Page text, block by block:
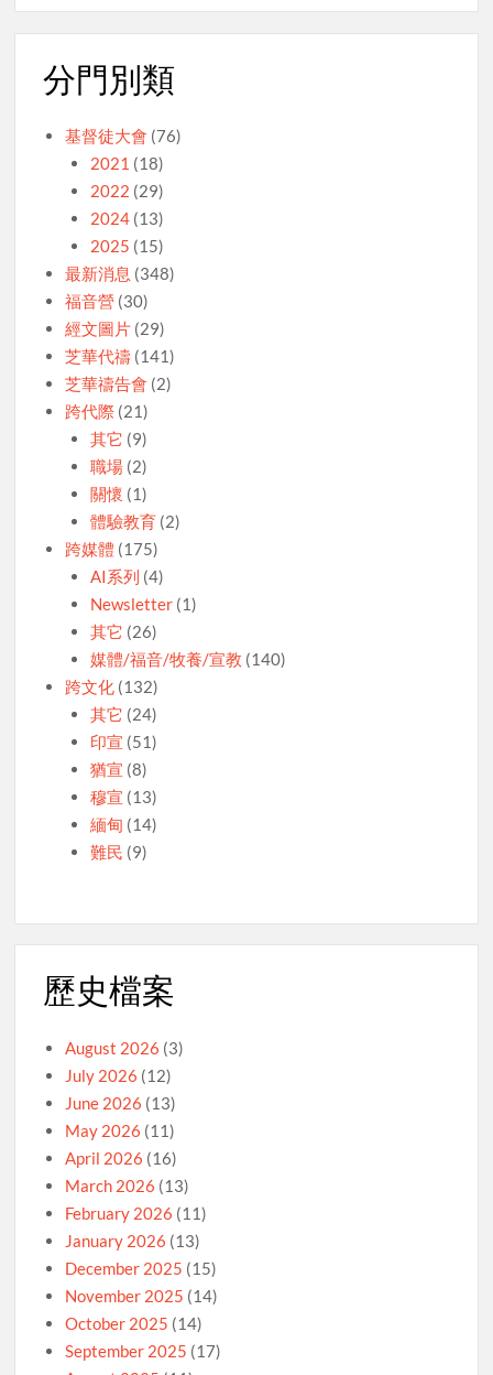
分門別類
基督徒大會 (76)
2021 (18)
2022 (29)
2024(13)
2025 (15)
最新消息 (348)
福音營 (30)
經文圖片 (29)
芝華代禱 (141)
芝華禱告會 (2)
跨代際 (21)
其它 (9)
職場(2)
關懷 (1)
體驗教育(2)
跨媒體 (175)
AI系列 (4)
Newsletter(1)
其它 (26)
媒體/福音/牧養/宣教 (140)
跨文化 (132)
其它 (24)
印宣 (51)
猶宣 (8)
穆宣 (13)
緬甸 (14)
難民 (9)
歷史檔案
August 2026 (3)
July 2026 (12)
June 2026 (13)
May 2026 (11)
April 2026 (16)
March 2026 (13)
February 2026 (11)
January 2026 (13)
December 2025 (15)
November 2025 (14)
October 2025 (14)
September 2025 (17)